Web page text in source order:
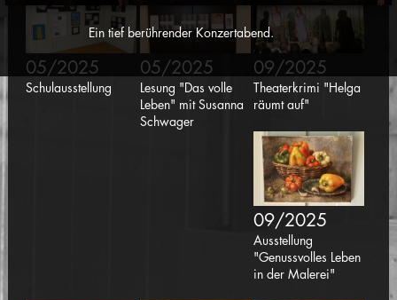
Ein tief berührender Konzertabend.
05/2025
Schulausstellung
05/2025
Lesung "Das volle
Leben" mit Susanna
Schwager
09/2025
Theaterkrimi "Helga
räumt auf"
09/2025
Ausstellung
"Genussvolles Leben
in der Malerei"